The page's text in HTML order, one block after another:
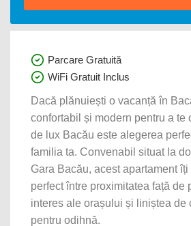
Parcare Gratuită
WiFi Gratuit Inclus
Dacă plănuiești o vacanță în
confortabil și modern pentru a te
de lux Bacău este alegerea
familia ta. Convenabil situat la
Gara Bacău, acest apartament
perfect între proximitatea față de
interes ale orașului și liniștea de
pentru odihnă.